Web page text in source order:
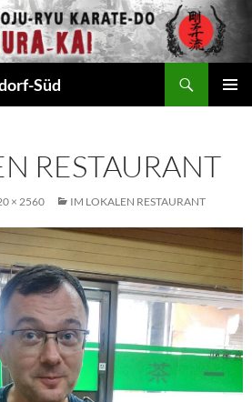
Süd
RESTAURANT
× 2560 IM LOKALEN RESTAURANT